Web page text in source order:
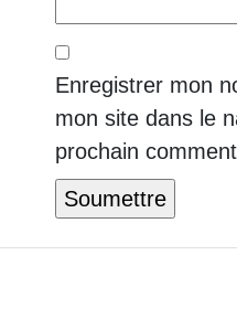
Enregistrer mon
mon site dans le
prochain